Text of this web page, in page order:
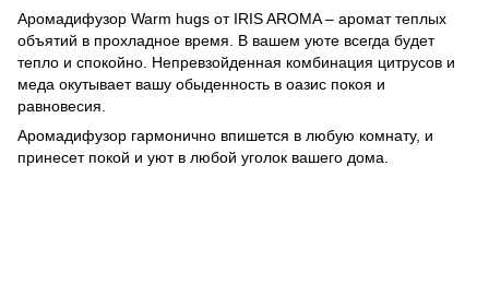
Аромадифузор Warm hugs от IRIS AROMA – аромат теплых
объятий в прохладное время. В вашем уюте всегда будет
тепло и спокойно. Непревзойденная комбинация цитрусов и
меда окутывает вашу обыденность в оазис покоя и
равновесия.
Аромадифузор гармонично впишется в любую комнату, и
принесет покой и уют в любой уголок вашего дома.